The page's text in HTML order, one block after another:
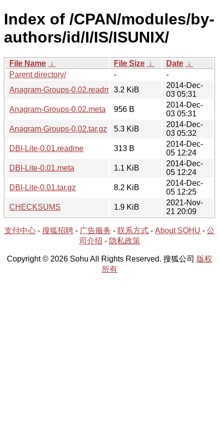
Index of /CPAN/modules/by-
authors/id/I/IS/ISUNIX/
File Name ↓ File Size ↓ Date ↓
Parent directory/
-
-
Anagram-Groups-0.02.readme3.2 KiB
2014-Dec-
03 05:31
Anagram-Groups-0.02.meta
956 B
2014-Dec-
03 05:31
Anagram-Groups-0.02.tar.gz
5.3 KiB
2014-Dec-
03 05:32
DBI-Lite-0.01.readme
313 B
2014-Dec-
05 12:24
DBI-Lite-0.01.meta
1.1 KiB
2014-Dec-
05 12:24
DBI-Lite-0.01.tar.gz
8.2 KiB
2014-Dec-
05 12:25
CHECKSUMS
1.9 KiB
2021-Nov-
21 20:09
支付中心 - 搜狐招聘 - 广告服务 - 联系方式 - About SOHU - 公
司介绍 - 隐私政策
Copyright © 2026 Sohu All Rights Reserved. 搜狐公司 版权
所有